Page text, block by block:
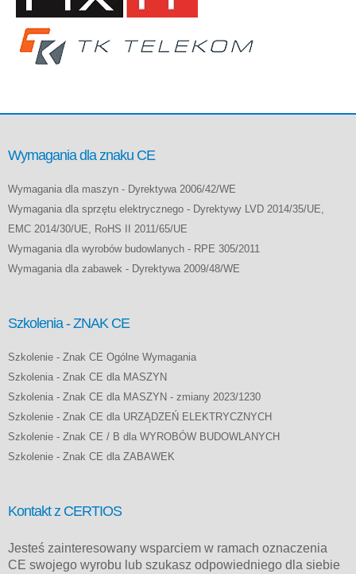
Wymagania dla znaku CE
Wymagania dla maszyn - Dyrektywa 2006/42/WE
Wymagania dla sprzętu elektrycznego - Dyrektywy LVD 2014/35/UE,
EMC 2014/30/UE, RoHS II 2011/65/UE
Wymagania dla wyrobów budowlanych - RPE 305/2011
Wymagania dla zabawek - Dyrektywa 2009/48/WE
Szkolenia - ZNAK CE
Szkolenie - Znak CE Ogólne Wymagania
Szkolenia - Znak CE dla MASZYN
Szkolenia - Znak CE dla MASZYN - zmiany 2023/1230
Szkolenie - Znak CE dla URZĄDZEŃ ELEKTRYCZNYCH
Szkolenie - Znak CE / B dla WYROBÓW BUDOWLANYCH
Szkolenie - Znak CE dla ZABAWEK
Kontakt z CERTIOS
Jesteś zainteresowany wsparciem w ramach oznaczenia
CE swojego wyrobu lub szukasz odpowiedniego dla siebie